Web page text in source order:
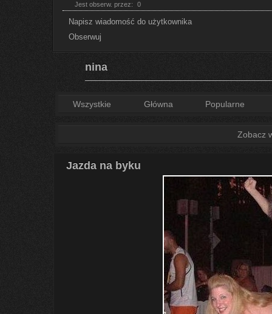
Jest obserw. przez: 0
Napisz wiadomość do użytkownika
Obserwuj
nina
Wszystkie Główna Popularne
Zobacz
Jazda na byku